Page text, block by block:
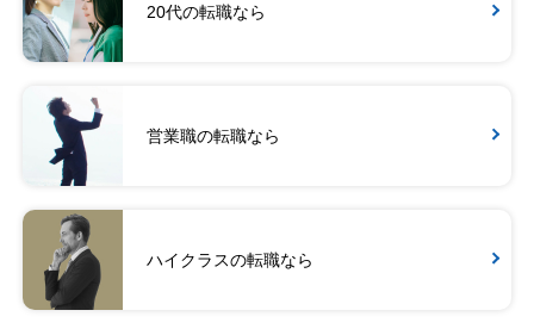
20代の転職なら
営業職の転職なら
ハイクラスの転職なら